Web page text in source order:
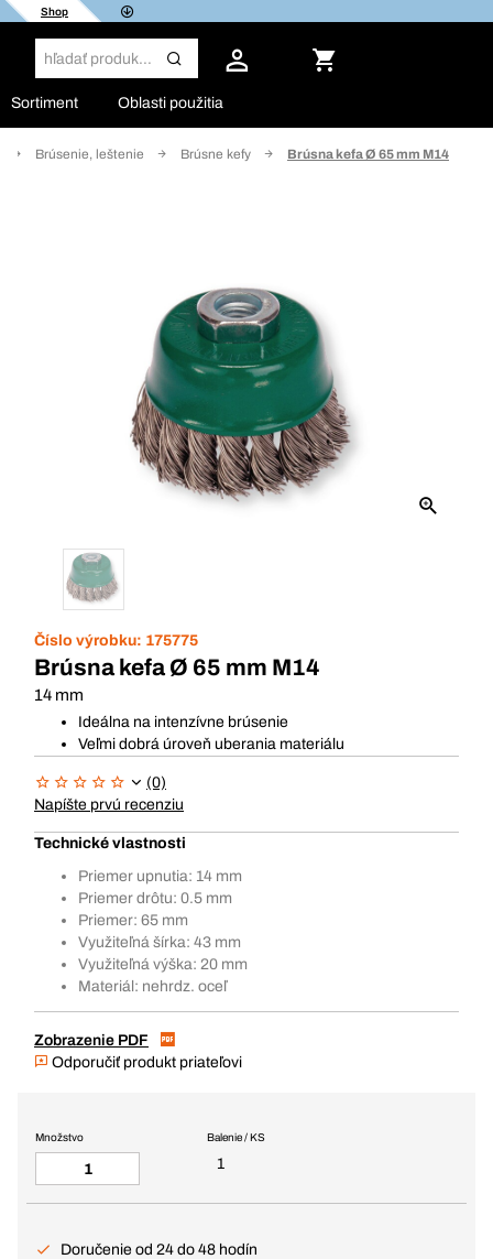
Shop
Sortiment Oblasti použitia
Brúsenie, leštenie Brúsne kefy Brúsna kefa Ø 65 mm M14
Číslo výrobku: 175775
Brúsna kefa Ø 65 mm M14
14 mm
Ideálna na intenzívne brúsenie
Veľmi dobrá úroveň uberania materiálu
(0)
Napíšte prvú recenziu
Technické vlastnosti
Priemer upnutia: 14 mm
Priemer drôtu: 0.5 mm
Priemer: 65 mm
Využiteľná šírka: 43 mm
Využiteľná výška: 20 mm
Materiál: nehrdz. oceľ
Zobrazenie PDF
Odporučiť produkt priateľovi
Balenie / KS
1
Množstvo
Doručenie od 24 do 48 hodín